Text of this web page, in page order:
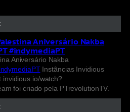
Aniversário Nakba
#indymediaPT
Aniversário Nakba
Instâncias Invidious
watch?
foi criado pela PTrevolutionTV.